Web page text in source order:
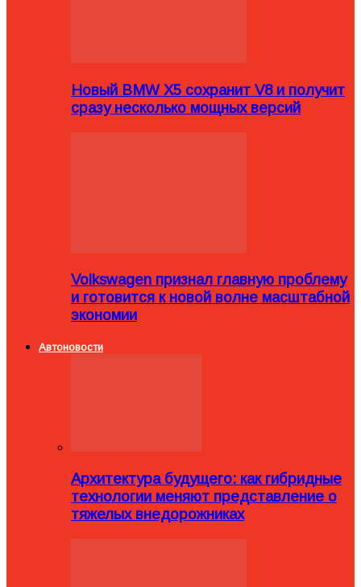
Новый BMW X5 сохранит V8 и получит
сразу несколько мощных версий
Volkswagen признал главную проблему
и готовится к новой волне масштабной
экономии
Автоновости
Архитектура будущего: как гибридные
технологии меняют представление о
тяжелых внедорожниках